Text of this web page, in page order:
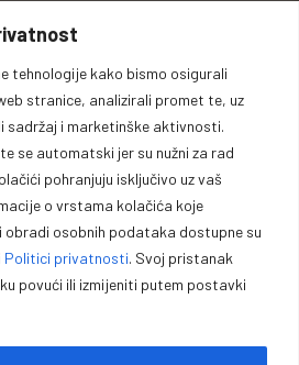
tehnologije kako bismo osigurali
stranice, analizirali promet te, uz
i marketinške aktivnosti.
se automatski jer su nužni za rad
pohranjuju isključivo uz vaš
o vrstama kolačića koje
obradi osobnih podataka dostupne su
Politici privatnosti. Svoj pristanak
povući ili izmijeniti putem postavki
BRENDOVI
ID BROJ
sportiste,
i entuzijaste.
pouzdano oružje, municiju i prateću